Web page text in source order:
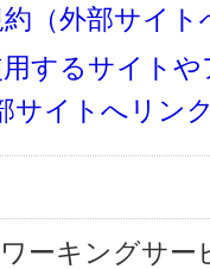
約（外部サイ
用するサイト
サイトへリン
ーキングサー